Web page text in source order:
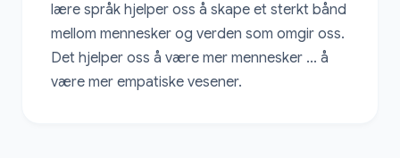
lære språk hjelper oss å skape et sterkt bånd
mellom mennesker og verden som omgir oss.
Det hjelper oss å være mer mennesker ... å
være mer empatiske vesener.